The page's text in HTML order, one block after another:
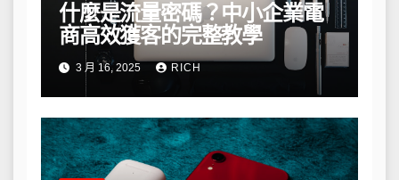
什麼是流量密碼？中小企業電
商高效獲客的完整教學
3 月 16, 2025 RICH